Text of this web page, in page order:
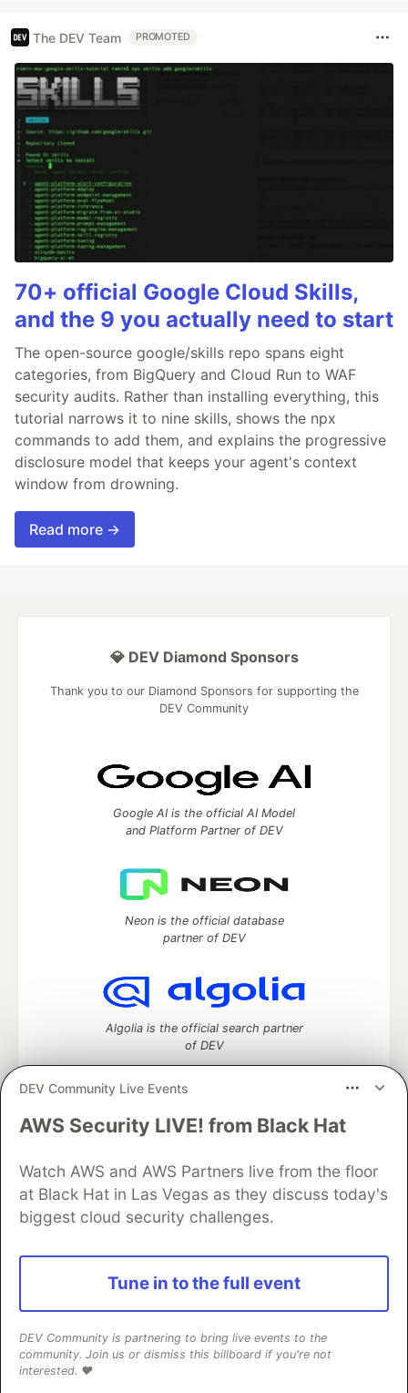
The DEV Team PROMOTED
70+ official Google Cloud Skills,
and the 9 you actually need to start
The open-source google/skills repo spans eight
categories, from BigQuery and Cloud Run to WAF
security audits. Rather than installing everything, this
tutorial narrows it to nine skills, shows the npx
commands to add them, and explains the progressive
disclosure model that keeps your agent's context
window from drowning.
Read more →
DEV Community Live Events
AWS Security LIVE! from Black Hat
Watch AWS and AWS Partners live from the floor
at Black Hat in Las Vegas as they discuss today's
biggest cloud security challenges.
Tune in to the full event
DEV Community is partnering to bring live events to the
community. Join us or dismiss this billboard if you're not
interested. ❤️
💎 DEV Diamond Sponsors
Thank you to our Diamond Sponsors for supporting the
DEV Community
Google AI is the official AI Model
and Platform Partner of DEV
Neon is the official database
partner of DEV
Algolia is the official search partner
of DEV
DEV Community— A space to discuss and keep up software
Home
DEV Challenges DEV++
Videos
DEV Education Tracks
DEV Help
Advertise on DEV
Organization Accounts
DEV Showcase
Contact
Free Postgres Database
DEV Shop
and other inclusive communities.